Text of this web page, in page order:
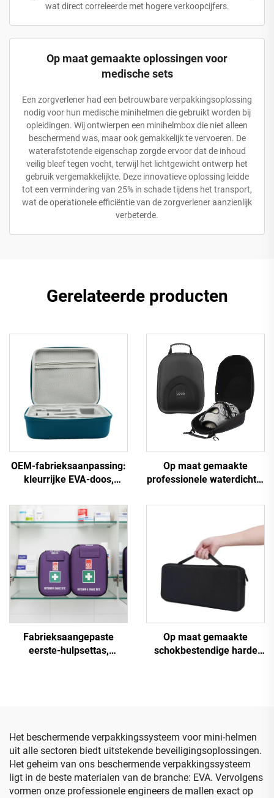
wat direct correleerde met hogere verkoopcijfers.
Op maat gemaakte oplossingen voor
medische sets
Een zorgverlener had een betrouwbare verpakkingsoplossing
nodig voor hun medische minihelmen die gebruikt worden bij
opleidingen. Wij ontwierpen een minihelmbox die niet alleen
beschermend was, maar ook gemakkelijk te vervoeren. De
waterafstotende eigenschap zorgde ervoor dat de inhoud
veilig bleef tegen vocht, terwijl het lichtgewicht ontwerp het
gebruik vergemakkelijkte. Deze innovatieve oplossing leidde
tot een vermindering van 25% in schade tijdens het transport,
wat de operationele efficiëntie van de zorgverlener aanzienlijk
verbeterde.
Gerelateerde producten
OEM-fabrieksaanpassing:
kleurrijke EVA-doos,
EVA-materiaal, doos voor
chirurgische instrumenten
Op maat gemaakte
professionele waterdichte,
harde koffer met
baseballhandschoenen,
beschermd opberg- en
draagzak voor onderweg
Fabrieksaangepaste
eerste-hulpsettas,
Op maat gemaakte
schokbestendige harde
Het beschermende verpakkingssysteem voor mini-helmen
uit alle sectoren biedt uitstekende beveiligingsoplossingen.
Het geheim van ons beschermende verpakkingssysteem
ligt in de beste materialen van de branche: EVA. Vervolgens
vormen onze professionele engineers de mallen exact op